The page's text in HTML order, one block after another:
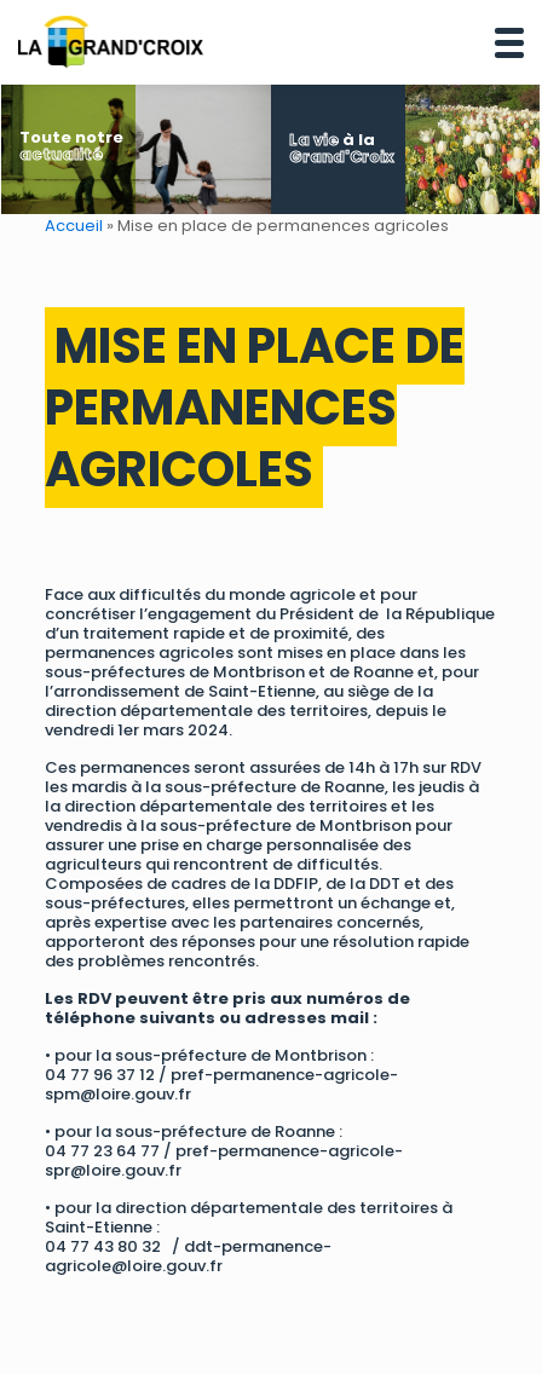
La vieà la
Grand'Croix
Toute notre
actualité
Accueil » Mise en place de permanences agricoles
MISE EN PLACE DE
PERMANENCES
AGRICOLES
Face aux difficultés du monde agricole et pour
concrétiser l’engagement du Président de la République
d’un traitement rapide et de proximité, des
permanences agricoles sont mises en place dans les
sous-préfectures de Montbrison et de Roanne et, pour
l’arrondissement de Saint-Etienne, au siège de la
direction départementale des territoires, depuis le
vendredi 1er mars 2024.
Ces permanences seront assurées de 14h à 17h sur RDV
les mardis à la sous-préfecture de Roanne, les jeudis à
la direction départementale des territoires et les
vendredis à la sous-préfecture de Montbrison pour
assurer une prise en charge personnalisée des
agriculteurs qui rencontrent de difficultés.
Composées de cadres de la DDFIP, de la DDT et des
sous-préfectures, elles permettront un échange et,
après expertise avec les partenaires concernés,
apporteront des réponses pour une résolution rapide
des problèmes rencontrés.
Les RDV peuvent être pris aux numéros de
téléphone suivants ou adresses mail :
• pour la sous-préfecture de Montbrison :
04 77 96 37 12 / pref-permanence-agricole-
spm@loire.gouv.fr
• pour la sous-préfecture de Roanne :
04 77 23 64 77 / pref-permanence-agricole-
spr@loire.gouv.fr
• pour la direction départementale des territoires à
Saint-Etienne :
04 77 43 80 32 / ddt-permanence-
agricole@loire.gouv.fr